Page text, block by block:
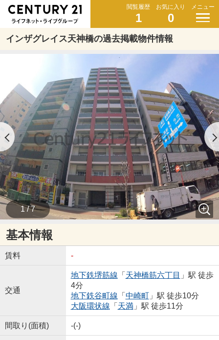
閲覧履歴
1
お気に入り
0
メニュー
インザグレイス天神橋の過去掲載物件情報
1 / 7
基本情報
賃料 -
交通
地下鉄堺筋線 「 天神橋筋六丁目 」駅 徒歩
4分
地下鉄谷町線 「 中崎町」駅 徒歩10分
大阪環状線 「 天満」駅 徒歩11分
間取り(面積) -(-)